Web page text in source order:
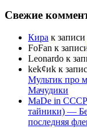
Свежие
Кира к записи
FoFan к
Leonardo к
kek¢иk к
Мультик про
Мачудики
MaDe in CCCP
тайники) —
последняя